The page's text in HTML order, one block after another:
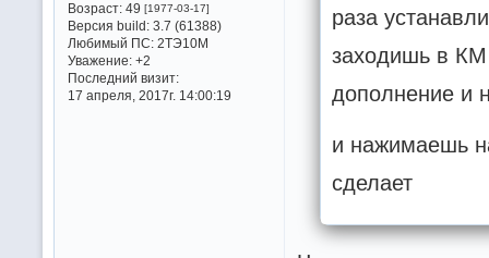
Возраст:49 [1977-03-17]
Версия build:3.7 (61388)
Любимый ПС:2ТЭ10М
Уважение: +2
Последний визит:
17 апреля, 2017г. 14:00:19
раза
заходишь в
дополнение и
и нажимаешь
сделает